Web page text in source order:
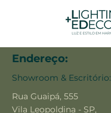
Endereço:
Showroom & Escritório:
Rua Guaipá, 555
Vila Leopoldina - SP,